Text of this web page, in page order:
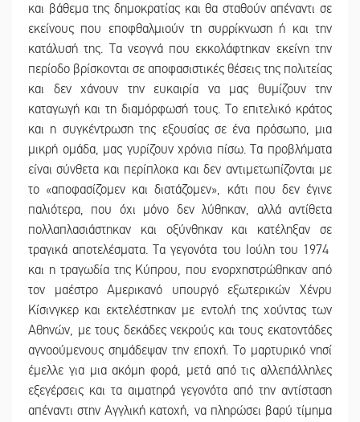
και βάθεμα της δημοκρατίας και θα σταθούν απέναντι σε
εκείνους που εποφθαλμιούν τη συρρίκνωση ή και την
κατάλυσή της. Τα νεογνά που εκκολάφτηκαν εκείνη την
περίοδο βρίσκονται σε αποφασιστικές θέσεις της πολιτείας
και δεν χάνουν την ευκαιρία να μας θυμίζουν την
καταγωγή και τη διαμόρφωσή τους. Το επιτελικό κράτος
και η συγκέντρωση της εξουσίας σε ένα πρόσωπο, μια
μικρή ομάδα, μας γυρίζουν χρόνια πίσω. Τα προβλήματα
είναι σύνθετα και περίπλοκα και δεν αντιμετωπίζονται με
το «αποφασίζομεν και διατάζομεν», κάτι που δεν έγινε
παλιότερα, που όχι μόνο δεν λύθηκαν, αλλά αντίθετα
πολλαπλασιάστηκαν και οξύνθηκαν και κατέληξαν σε
τραγικά αποτελέσματα. Τα γεγονότα του Ιούλη του 1974
και η τραγωδία της Κύπρου, που ενορχηστρώθηκαν από
τον μαέστρο Αμερικανό υπουργό εξωτερικών Χένρυ
Κίσινγκερ και εκτελέστηκαν με εντολή της χούντας των
Αθηνών, με τους δεκάδες νεκρούς και τους εκατοντάδες
αγνοούμενους σημάδεψαν την εποχή. Το μαρτυρικό νησί
έμελλε για μια ακόμη φορά, μετά από τις αλλεπάλληλες
εξεγέρσεις και τα αιματηρά γεγονότα από την αντίσταση
απέναντι στην Αγγλική κατοχή, να πληρώσει βαρύ τίμημα